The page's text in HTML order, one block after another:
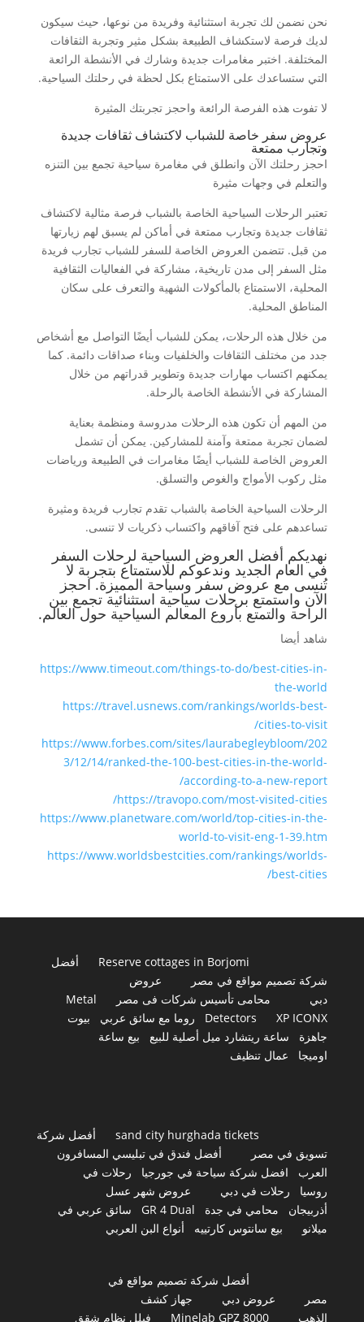
نحن نضمن لك تجربة استثنائية وفريدة من نوعها، حيث سيكون
لديك فرصة لاستكشاف الطبيعة بشكل مثير وتجربة الثقافات
المختلفة. اختبر مغامرات جديدة وشارك في الأنشطة الرائعة
التي ستساعدك على الاستمتاع بكل لحظة في رحلتك السياحية.
لا تفوت هذه الفرصة الرائعة واحجز تجربتك المثيرة
عروض سفر خاصة للشباب لاكتشاف ثقافات جديدة
وتجارب ممتعة
احجز رحلتك الآن وانطلق في مغامرة سياحية تجمع بين التنزه
والتعلم في وجهات مثيرة
تعتبر الرحلات السياحية الخاصة بالشباب فرصة مثالية لاكتشاف
ثقافات جديدة وتجارب ممتعة في أماكن لم يسبق لهم زيارتها
من قبل. تتضمن العروض الخاصة للسفر للشباب تجارب فريدة
مثل السفر إلى مدن تاريخية، مشاركة في الفعاليات الثقافية
المحلية، الاستمتاع بالمأكولات الشهية والتعرف على سكان
المناطق المحلية.
من خلال هذه الرحلات، يمكن للشباب أيضًا التواصل مع أشخاص
جدد من مختلف الثقافات والخلفيات وبناء صداقات دائمة. كما
يمكنهم اكتساب مهارات جديدة وتطوير قدراتهم من خلال
المشاركة في الأنشطة الخاصة بالرحلة.
من المهم أن تكون هذه الرحلات مدروسة ومنظمة بعناية
لضمان تجربة ممتعة وآمنة للمشاركين. يمكن أن تشمل
العروض الخاصة للشباب أيضًا مغامرات في الطبيعة ورياضات
مثل ركوب الأمواج والغوص والتسلق.
الرحلات السياحية الخاصة بالشباب تقدم تجارب فريدة ومثيرة
تساعدهم على فتح آفاقهم واكتساب ذكريات لا تنسى.
نهديكم أفضل العروض السياحية لرحلات السفر
في العام الجديد وندعوكم للاستمتاع بتجربة لا
تُنسى مع عروض سفر وسياحة المميزة. احجز
الآن واستمتع برحلات سياحية استثنائية تجمع بين
الراحة والتمتع بأروع المعالم السياحية حول العالم.
شاهد أيضا
https://www.timeout.com/things-to-do/best-cities-in-
the-world
https://travel.usnews.com/rankings/worlds-best-
cities-to-visit/
https://www.forbes.com/sites/laurabegleybloom/202
3/12/14/ranked-the-100-best-cities-in-the-world-
according-to-a-new-report/
https://travopo.com/most-visited-cities/
https://www.planetware.com/world/top-cities-in-the-
world-to-visit-eng-1-39.htm
https://www.worldsbestcities.com/rankings/worlds-
best-cities/
Reserve cottages in Borjomi
أفضل
شركة تصميم مواقع في مصر
عروض
دبي
محامى تأسيس شركات فى مصر
Metal
Detectors
XP ICONX روما مع سائق عربي
بيوت
جاهزة
ساعة ريتشارد ميل أصلية للبيع
بيع ساعة
اوميجا
عمال تنظيف
sand city hurghada tickets
أفضل شركة
تسويق في مصر
أفضل فندق في تبليسي المسافرون
العرب
افضل شركة سياحة في جورجيا
رحلات في
روسيا
رحلات في دبي
عروض شهر عسل
أذربيجان
محامي في جدة GR 4 Dual
سائق عربي في
ميلانو
بيع سانتوس كارتييه أنواع البن العربي
أفضل شركة تصميم مواقع في
مصر
عروض دبي
جهاز كشف
الذهب
Minelab GPZ 8000 فيلل نظام شقق